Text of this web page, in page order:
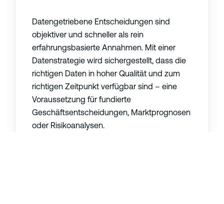
Datengetriebene Entscheidungen sind
objektiver und schneller als rein
erfahrungsbasierte Annahmen. Mit einer
Datenstrategie wird sichergestellt, dass die
richtigen Daten in hoher Qualität und zum
richtigen Zeitpunkt verfügbar sind – eine
Voraussetzung für fundierte
Geschäftsentscheidungen, Marktprognosen
oder Risikoanalysen.